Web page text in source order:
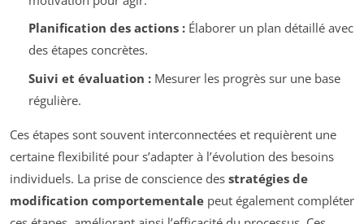
Planification des actions :Élaborer un plan détaillé avec
des étapes concrètes.
Suivi et évaluation :Mesurer les progrès sur une base
régulière.
Ces étapes sont souvent interconnectées et requièrent une
certaine flexibilité pour s’adapter à l’évolution des besoins
individuels. La prise de conscience des stratégies de
modification comportementale peut également compléter